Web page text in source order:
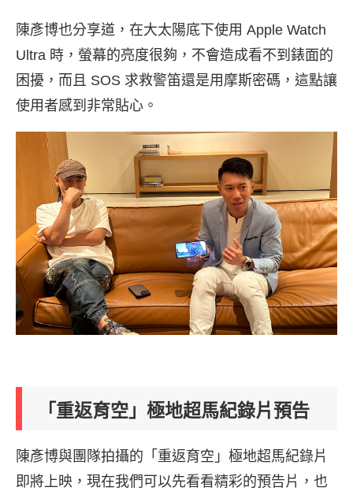
陳彥博也分享道，在大太陽底下使用 Apple Watch
Ultra 時，螢幕的亮度很夠，不會造成看不到錶面的
困擾，而且 SOS 求救警笛還是用摩斯密碼，這點讓
使用者感到非常貼心。
「重返育空」極地超馬紀錄片預告
陳彥博與團隊拍攝的「重返育空」極地超馬紀錄片
即將上映，現在我們可以先看看精彩的預告片，也